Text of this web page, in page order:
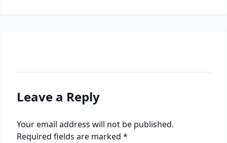
Leave a Reply
Your email address will not be published.
Required fields are marked *